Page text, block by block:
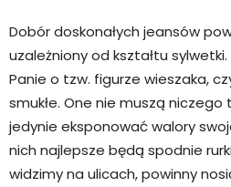
Dobór doskonałych jeansów
uzależniony od kształtu
Panie o tzw. figurze wieszaka,
smukłe. One nie muszą
jedynie eksponować walory
nich najlepsze będą spodnie
widzimy na ulicach, powinny